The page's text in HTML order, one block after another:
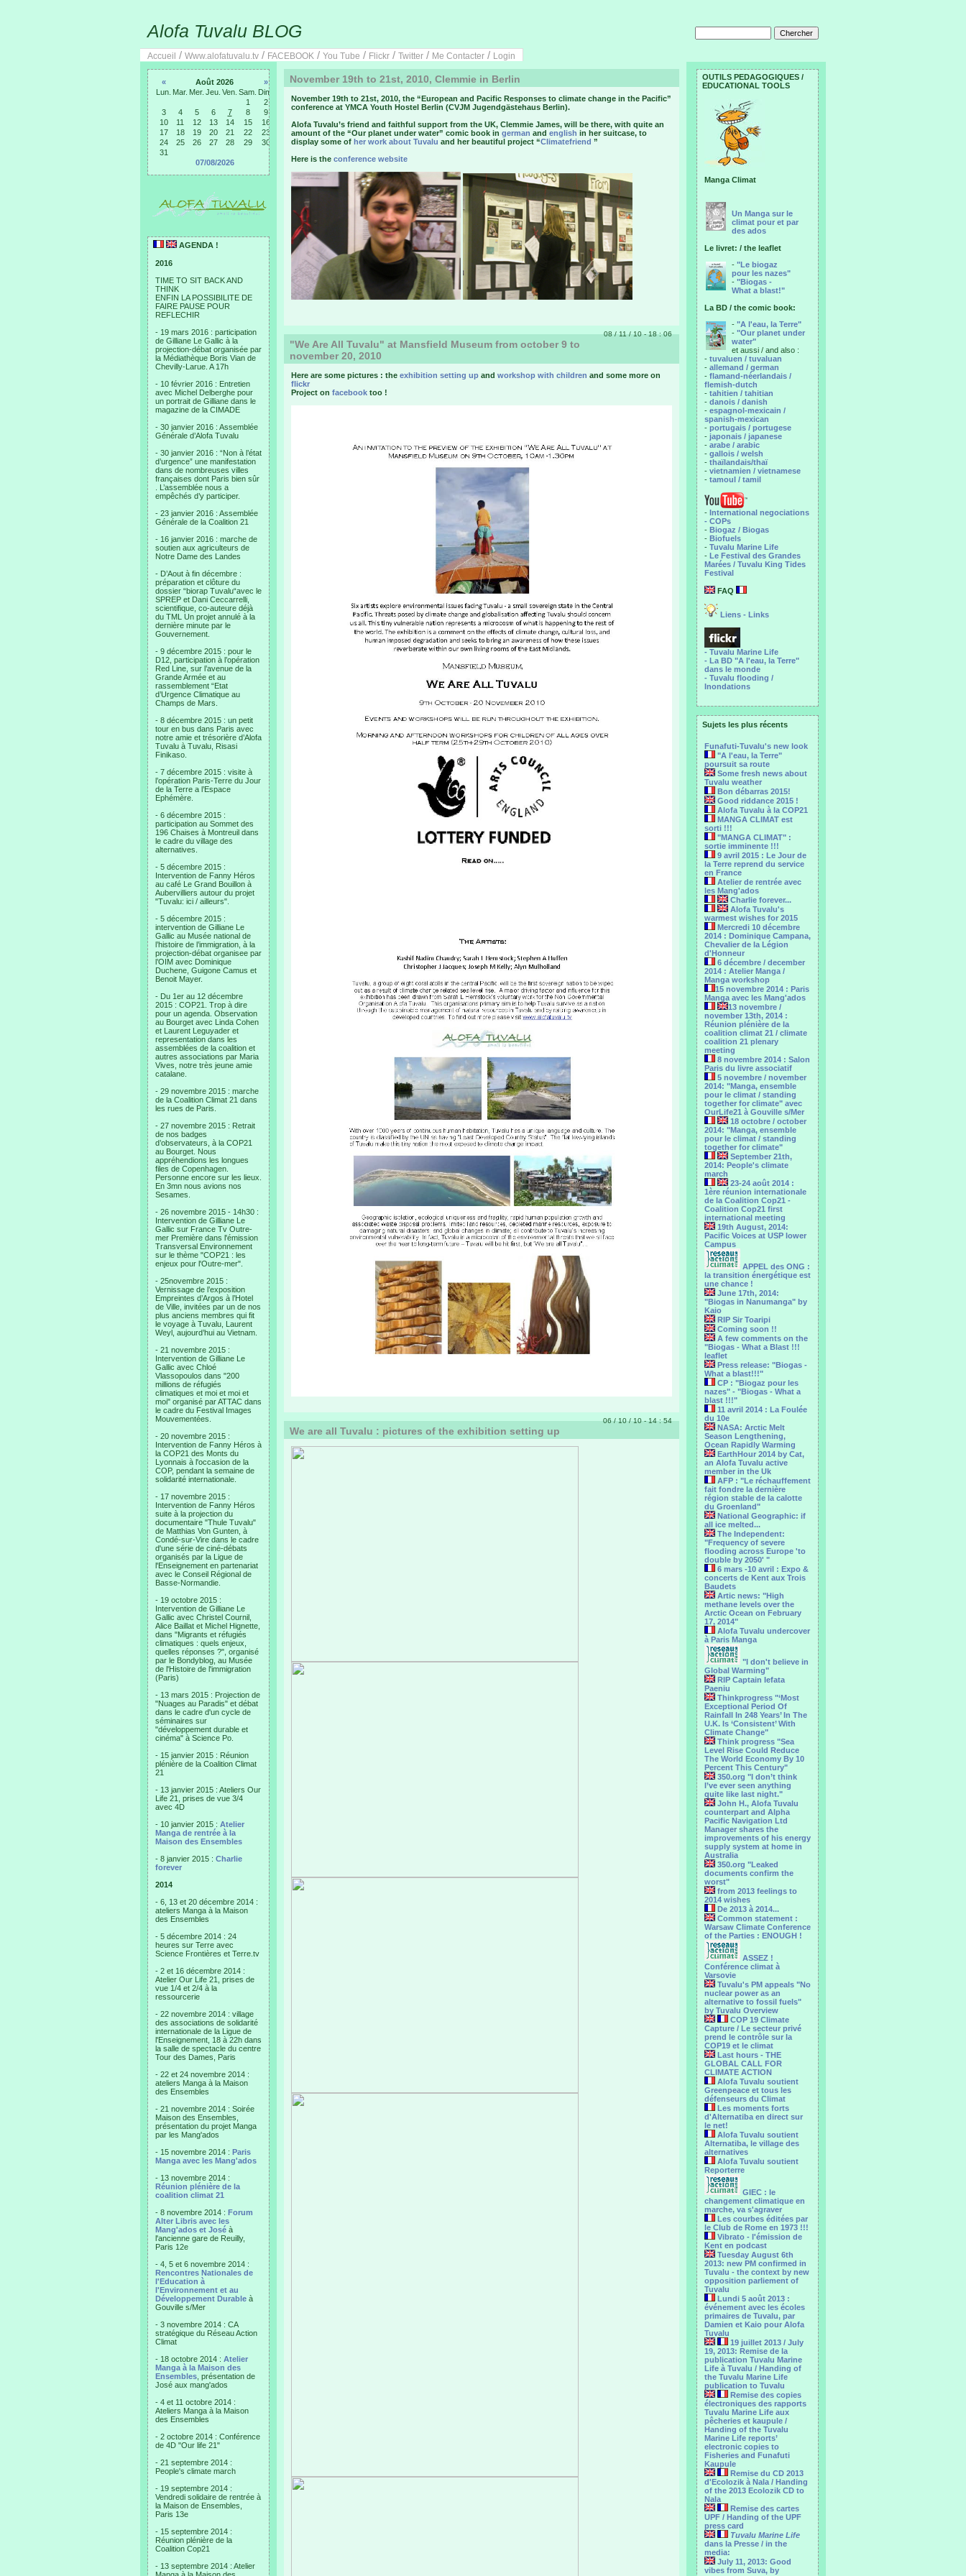
Alofa Tuvalu BLOG
Accueil / Www.alofatuvalu.tv / FACEBOOK / You Tube / Flickr / Twitter / Me Contacter / Login
« Août 2026
»
Lun. Mar. Mer. Jeu. Ven. Sam. Dim.
1
2
3
4 5 6 7 8
9
10
11 12 13 14 15
16
17
18 19 20 21 22
23
24
25 26 27 28 29
30
31
07/08/2026
AGENDA !
2016
TIME TO SIT BACK AND
THINK
ENFIN LA POSSIBILITE DE
FAIRE PAUSE POUR
REFLECHIR
- 19 mars 2016 : participation
de Gilliane Le Gallic à la
projection-débat organisée par
la Médiathèque Boris Vian de
Chevilly-Larue. A 17h
- 10 février 2016 : Entretien
avec Michel Delberghe pour
un portrait de Gilliane dans le
magazine de la CIMADE
- 30 janvier 2016 : Assemblée
Générale d’Alofa Tuvalu
- 30 janvier 2016 : “Non à l’état
d’urgence” une manifestation
dans de nombreuses villes
françaises dont Paris bien sûr
. L’assemblée nous a
empêchés d’y participer.
- 23 janvier 2016 : Assemblée
Générale de la Coalition 21
- 16 janvier 2016 : marche de
soutien aux agriculteurs de
Notre Dame des Landes
- D’Aout à fin décembre :
préparation et clôture du
dossier “biorap Tuvalu“avec le
SPREP et Dani Ceccarrelli,
scientifique, co-auteure déjà
du TML Un projet annulé à la
dernière minute par le
Gouvernement.
- 9 décembre 2015 : pour le
D12, participation à l’opération
Red Line, sur l’avenue de la
Grande Armée et au
rassemblement “Etat
d’Urgence Climatique au
Champs de Mars.
- 8 décembre 2015 : un petit
tour en bus dans Paris avec
notre amie et trésorière d’Alofa
Tuvalu à Tuvalu, Risasi
Finikaso.
- 7 décembre 2015 : visite à
l’opération Paris-Terre du Jour
de la Terre a l’Espace
Ephémère.
- 6 décembre 2015 :
participation au Sommet des
196 Chaises à Montreuil dans
le cadre du village des
alternatives.
- 5 décembre 2015 :
Intervention de Fanny Héros
au café Le Grand Bouillon à
Aubervilliers autour du projet
"Tuvalu: ici / ailleurs".
- 5 décembre 2015 :
intervention de Gilliane Le
Gallic au Musée national de
l’histoire de l’immigration, à la
projection-débat organisee par
l’OIM avec Dominique
Duchene, Guigone Camus et
Benoit Mayer.
- Du 1er au 12 décembre
2015 : COP21. Trop à dire
pour un agenda. Observation
au Bourget avec Linda Cohen
et Laurent Leguyader et
representation dans les
assemblées de la coalition et
autres associations par Maria
Vives, notre très jeune amie
catalane.
- 29 novembre 2015 : marche
de la Coalition Climat 21 dans
les rues de Paris.
- 27 novembre 2015 : Retrait
de nos badges
d’observateurs, à la COP21
au Bourget. Nous
appréhendions les longues
files de Copenhagen.
Personne encore sur les lieux.
En 3mn nous avions nos
Sesames.
- 26 novembre 2015 - 14h30 :
Intervention de Gilliane Le
Gallic sur France Tv Outre-
mer Première dans l'émission
Transversal Environnement
sur le thème "COP21 : les
enjeux pour l'Outre-mer".
- 25novembre 2015 :
Vernissage de l’exposition
Empreintes d’Argos à l’Hotel
de Ville, invitées par un de nos
plus anciens membres qui fit
le voyage à Tuvalu, Laurent
Weyl, aujourd’hui au Vietnam.
- 21 novembre 2015 :
Intervention de Gilliane Le
Gallic avec Chloé
Vlassopoulos dans "200
millions de réfugiés
climatiques et moi et moi et
moi" organisé par ATTAC dans
le cadre du Festival Images
Mouvementées.
- 20 novembre 2015 :
Intervention de Fanny Héros à
la COP21 des Monts du
Lyonnais à l'occasion de la
COP, pendant la semaine de
solidarité internationale.
- 17 novembre 2015 :
Intervention de Fanny Héros
suite à la projection du
documentaire "Thule Tuvalu"
de Matthias Von Gunten, à
Condé-sur-Vire dans le cadre
d'une série de ciné-débats
organisés par la Ligue de
l'Enseignement en partenariat
avec le Conseil Régional de
Basse-Normandie.
- 19 octobre 2015 :
Intervention de Gilliane Le
Gallic avec Christel Cournil,
Alice Baillat et Michel Hignette,
dans "Migrants et réfugiés
climatiques : quels enjeux,
quelles réponses ?", organisé
par le Bondyblog, au Musée
de l'Histoire de l'immigration
(Paris)
- 13 mars 2015 : Projection de
"Nuages au Paradis" et débat
dans le cadre d'un cycle de
séminaires sur
"développement durable et
cinéma" à Science Po.
- 15 janvier 2015 : Réunion
plénière de la Coalition Climat
21
- 13 janvier 2015 : Ateliers Our
Life 21, prises de vue 3/4
avec 4D
- 10 janvier 2015 : Atelier
Manga de rentrée à la
Maison des Ensembles
- 8 janvier 2015 : Charlie
forever
2014
- 6, 13 et 20 décembre 2014 :
ateliers Manga à la Maison
des Ensembles
- 5 décembre 2014 : 24
heures sur Terre avec
Science Frontières et Terre.tv
- 2 et 16 décembre 2014 :
Atelier Our Life 21, prises de
vue 1/4 et 2/4 à la
ressourcerie
- 22 novembre 2014 : village
des associations de solidarité
internationale de la Ligue de
l'Enseignement, 18 à 22h dans
la salle de spectacle du centre
Tour des Dames, Paris
- 22 et 24 novembre 2014 :
ateliers Manga à la Maison
des Ensembles
- 21 novembre 2014 : Soirée
Maison des Ensembles,
présentation du projet Manga
par les Mang'ados
- 15 novembre 2014 : Paris
Manga avec les Mang'ados
- 13 novembre 2014 :
Réunion plénière de la
coalition climat 21
- 8 novembre 2014 : Forum
Alter Libris avec les
Mang'ados et José à
l'ancienne gare de Reuilly,
Paris 12e
- 4, 5 et 6 novembre 2014 :
Rencontres Nationales de
l'Education à
l'Environnement et au
Développement Durable à
Gouville s/Mer
- 3 novembre 2014 : CA
stratégique du Réseau Action
Climat
- 18 octobre 2014 : Atelier
Manga à la Maison des
Ensembles , présentation de
José aux mang'ados
- 4 et 11 octobre 2014 :
Ateliers Manga à la Maison
des Ensembles
- 2 octobre 2014 : Conférence
de 4D "Our life 21"
- 21 septembre 2014 :
People's climate march
- 19 septembre 2014 :
Vendredi solidaire de rentrée à
la Maison de Ensembles,
Paris 13e
- 15 septembre 2014 :
Réunion plénière de la
Coalition Cop21
- 13 septembre 2014 : Atelier
OUTILS PEDAGOGIQUES /
EDUCATIONAL TOOLS
Manga Climat
Un Manga sur le
climat pour et par
des ados
Le livret: / the leaflet
- "Le biogaz
pour les nazes"
- "Biogas -
What a blast!"
La BD / the comic book:
- "A l'eau, la Terre"
- "Our planet under
water"
et aussi / and also :
- tuvaluen / tuvaluan
- allemand / german
- flamand-néerlandais /
flemish-dutch
- tahitien / tahitian
- danois / danish
- espagnol-mexicain /
spanish-mexican
- portugais / portugese
- japonais / japanese
- arabe / arabic
- gallois / welsh
- thaïlandais/thaï
- vietnamien / vietnamese
- tamoul / tamil
- International negociations
- COPs
- Biogaz / Biogas
- Biofuels
- Tuvalu Marine Life
- Le Festival des Grandes
Marées / Tuvalu King Tides
Festival
FAQ
Liens - Links
- Tuvalu Marine Life
- La BD "A l'eau, la Terre"
dans le monde
- Tuvalu flooding /
Inondations
Sujets les plus récents
Funafuti-Tuvalu's new look
"A l'eau, la Terre"
poursuit sa route
Some fresh news about
Tuvalu weather
Bon débarras 2015!
Good riddance 2015 !
Alofa Tuvalu à la COP21
MANGA CLIMAT est
sorti !!!
"MANGA CLIMAT" :
sortie imminente !!!
9 avril 2015 : Le Jour de
la Terre reprend du service
en France
Atelier de rentrée avec
les Mang'ados
Charlie forever...
Alofa Tuvalu's
warmest wishes for 2015
Mercredi 10 décembre
2014 : Dominique Campana,
Chevalier de la Légion
d'Honneur
6 décembre / december
2014 : Atelier Manga /
Manga workshop
15 novembre 2014 : Paris
Manga avec les Mang'ados
13 novembre /
november 13th, 2014 :
Réunion plénière de la
coalition climat 21 / climate
coalition 21 plenary
meeting
8 novembre 2014 : Salon
Paris du livre associatif
5 novembre / november
2014: "Manga, ensemble
pour le climat / standing
together for climate" avec
OurLife21 à Gouville s/Mer
18 octobre / october
2014: "Manga, ensemble
pour le ‎climat / standing
together for climate"
September 21th,
2014: People's climate
march
23-24 août 2014 :
1ère réunion internationale
de la Coalition Cop21 -
Coalition Cop21 first
international meeting
19th August, 2014:
Pacific Voices at USP lower
Campus
APPEL des ONG :
la transition énergétique est
une chance !
June 17th, 2014:
"Biogas in Nanumanga" by
Kaio
RIP Sir Toaripi
Coming soon !!
A few comments on the
"Biogas - What a Blast !!!
leaflet
Press release: "Biogas -
What a blast!!!"
CP : "Biogaz pour les
nazes" - "Biogas - What a
blast !!!"
11 avril 2014 : La Foulée
du 10e
NASA: Arctic Melt
Season Lengthening,
Ocean Rapidly Warming
EarthHour 2014 by Cat,
an Alofa Tuvalu active
member in the Uk
AFP : "Le réchauffement
fait fondre la dernière
région stable de la calotte
du Groenland"
National Geographic: if
all ice melted...
The Independent:
"Frequency of severe
flooding across Europe 'to
double by 2050' "
6 mars -10 avril : Expo &
concerts de Kent aux Trois
Baudets
Artic news: "High
methane levels over the
Arctic Ocean on February
17, 2014"
Alofa Tuvalu undercover
à Paris Manga
"I don't believe in
Global Warming"
RIP Captain Iefata
Paeniu
Thinkprogress "‘Most
Exceptional Period Of
Rainfall In 248 Years’ In The
U.K. Is ‘Consistent’ With
Climate Change"
Think progress "Sea
Level Rise Could Reduce
The World Economy By 10
Percent This Century"
350.org "I don’t think
I’ve ever seen anything
quite like last night."
John H., Alofa Tuvalu
counterpart and Alpha
Pacific Navigation Ltd
Manager shares the
improvements of his energy
supply system at home in
Australia
350.org "Leaked
documents confirm the
worst"
from 2013 feelings to
2014 wishes
De 2013 à 2014...
Common statement :
Warsaw Climate Conference
of the Parties : ENOUGH !
ASSEZ !
Conférence climat à
Varsovie
Tuvalu's PM appeals "No
nuclear power as an
alternative to fossil fuels"
by Tuvalu Overview
COP 19 Climate
Capture / Le secteur privé
prend le contrôle sur la
COP19 et le climat
Last hours - THE
GLOBAL CALL FOR
CLIMATE ACTION
Alofa Tuvalu soutient
Greenpeace et tous les
défenseurs du Climat
Les moments forts
d'Alternatiba en direct sur
le net!
Alofa Tuvalu soutient
Alternatiba, le village des
alternatives
Alofa Tuvalu soutient
Reporterre
GIEC : le
changement climatique en
marche, va s'agraver
Les courbes éditées par
le Club de Rome en 1973 !!!
Vibrato - l'émission de
Kent en podcast
Tuesday August 6th
2013: new PM confirmed in
Tuvalu - the context by new
opposition parliement of
Tuvalu
Lundi 5 août 2013 :
événement avec les écoles
primaires de Tuvalu, par
Damien et Kaio pour Alofa
Tuvalu
19 juillet 2013 / July
19, 2013: Remise de la
publication Tuvalu Marine
Life à Tuvalu / Handing of
the Tuvalu Marine Life
publication to Tuvalu
Remise des copies
électroniques des rapports
Tuvalu Marine Life aux
pêcheries et kaupule /
Handing of the Tuvalu
Marine Life reports’
electronic copies to
Fisheries and Funafuti
Kaupule
Remise du CD 2013
d'Ecolozik à Nala / Handing
of the 2013 Ecolozik CD to
Nala
Remise des cartes
UPF / Handing of the UPF
press card
Tuvalu Marine Life
dans la Presse / in the
media:
July 11, 2013: Good
vibes from Suva, by
November 19th to 21st, 2010, Clemmie in Berlin
November 19th to 21st, 2010, the “European and Pacific Responses to climate change in the Pacific”
conference at YMCA Youth Hostel Berlin (CVJM Jugendgästehaus Berlin).
Alofa Tuvalu’s friend and faithful support from the UK, Clemmie James, will be there, with quite an
amount of the “Our planet under water” comic book in german and english in her suitcase, to
display some of her work about Tuvalu and her beautiful project “Climatefriend ”
Here is the conference website
08 / 11 / 10 - 18 : 06
"We Are All Tuvalu" at Mansfield Museum from october 9 to
november 20, 2010
Here are some pictures : the exhibition setting up and workshop with children and some more on
flickr
Project on facebook too !
06 / 10 / 10 - 14 : 54
We are all Tuvalu : pictures of the exhibition setting up